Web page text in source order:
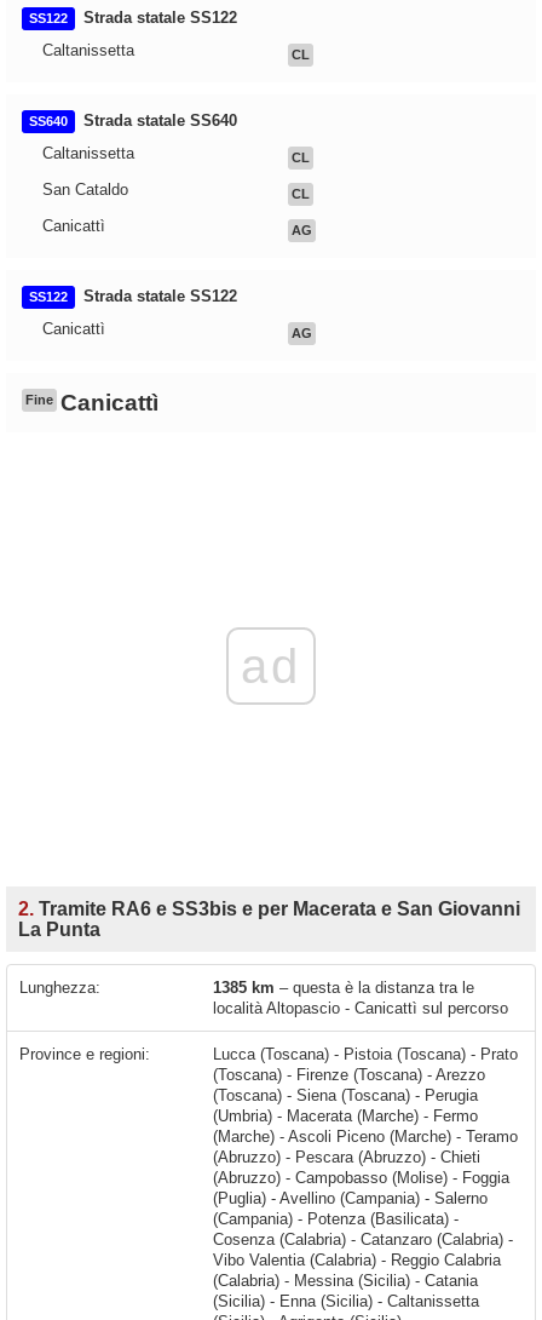
SS122
Strada statale SS122
Caltanissetta
CL
SS640
Strada statale SS640
Caltanissetta
CL
San Cataldo CL
Canicattì AG
SS122
Strada statale SS122
Canicattì
AG
Fine Canicattì
ad
2. Tramite RA6 e SS3bis e per Macerata e San Giovanni
La Punta
Lunghezza: 1385 km – questa è la distanza tra le
località Altopascio - Canicattì sul percorso
Province e regioni:
Lucca (Toscana) - Pistoia (Toscana) - Prato
(Toscana) - Firenze (Toscana) - Arezzo
(Toscana) - Siena (Toscana) - Perugia
(Umbria) - Macerata (Marche) - Fermo
(Marche) - Ascoli Piceno (Marche) - Teramo
(Abruzzo) - Pescara (Abruzzo) - Chieti
(Abruzzo) - Campobasso (Molise) - Foggia
(Puglia) - Avellino (Campania) - Salerno
(Campania) - Potenza (Basilicata) -
Cosenza (Calabria) - Catanzaro (Calabria) -
Vibo Valentia (Calabria) - Reggio Calabria
(Calabria) - Messina (Sicilia) - Catania
(Sicilia) - Enna (Sicilia) - Caltanissetta